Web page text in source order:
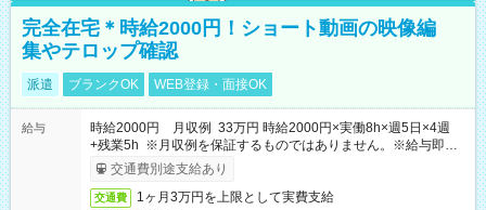
完全在宅＊時給2000円！ショート動画の映像編
集やテロップ確認
派遣 ブランクOK WEB登録・面接OK
給与
時給2000円 月収例 33万円 時給2000円×実働8h×週5日×4週
+残業5h ※月収例を保証するものではありません。※給与即受
取りサービス利用可（利用条件有）
交通費別途支給あり
交通費 1ヶ月3万円を上限として実費支給